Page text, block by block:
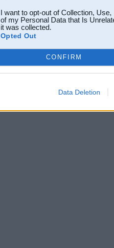
I want to opt-out of Collection,
of my Personal Data that Is
it was collected.
Opted Out
CONFIRM
Data Deletion